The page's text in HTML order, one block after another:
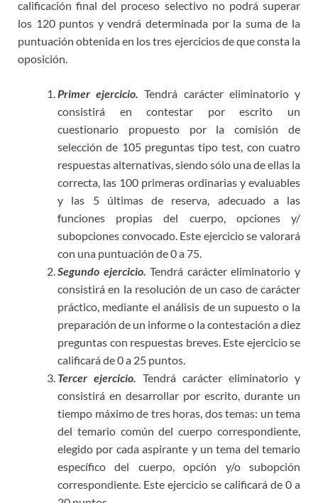
calificación final del proceso selectivo no podrá superar
los 120 puntos y vendrá determinada por la suma de la
puntuación obtenida en los tres ejercicios de que consta la
oposición.
Primer ejercicio.
Tendrá carácter eliminatorio y
consistirá en contestar por escrito un
cuestionario propuesto por la comisión de
selección de 105 preguntas tipo test, con cuatro
respuestas alternativas, siendo sólo una de ellas la
correcta, las 100 primeras ordinarias y evaluables
y las 5 últimas de reserva, adecuado a las
funciones propias del cuerpo, opciones y/
subopciones convocado. Este ejercicio se valorará
con una puntuación de 0 a 75.
Segundo ejercicio. Tendrá carácter eliminatorio y
consistirá en la resolución de un caso de carácter
práctico, mediante el análisis de un supuesto o la
preparación de un informe o la contestación a diez
preguntas con respuestas breves. Este ejercicio se
calificará de 0 a 25 puntos.
Tercer ejercicio.
Tendrá carácter eliminatorio y
consistirá en desarrollar por escrito, durante un
tiempo máximo de tres horas, dos temas: un tema
del temario común del cuerpo correspondiente,
elegido por cada aspirante y un tema del temario
específico del cuerpo, opción y/o subopción
correspondiente. Este ejercicio se calificará de 0 a